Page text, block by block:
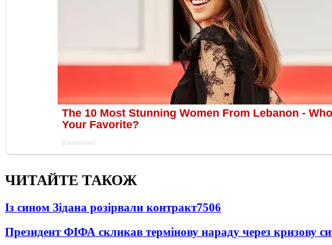
ЧИТАЙТЕ ТАКОЖ
Із сином Зідана розірвали контракт7506
Президент ФІФА скликав термінову нараду через кризову